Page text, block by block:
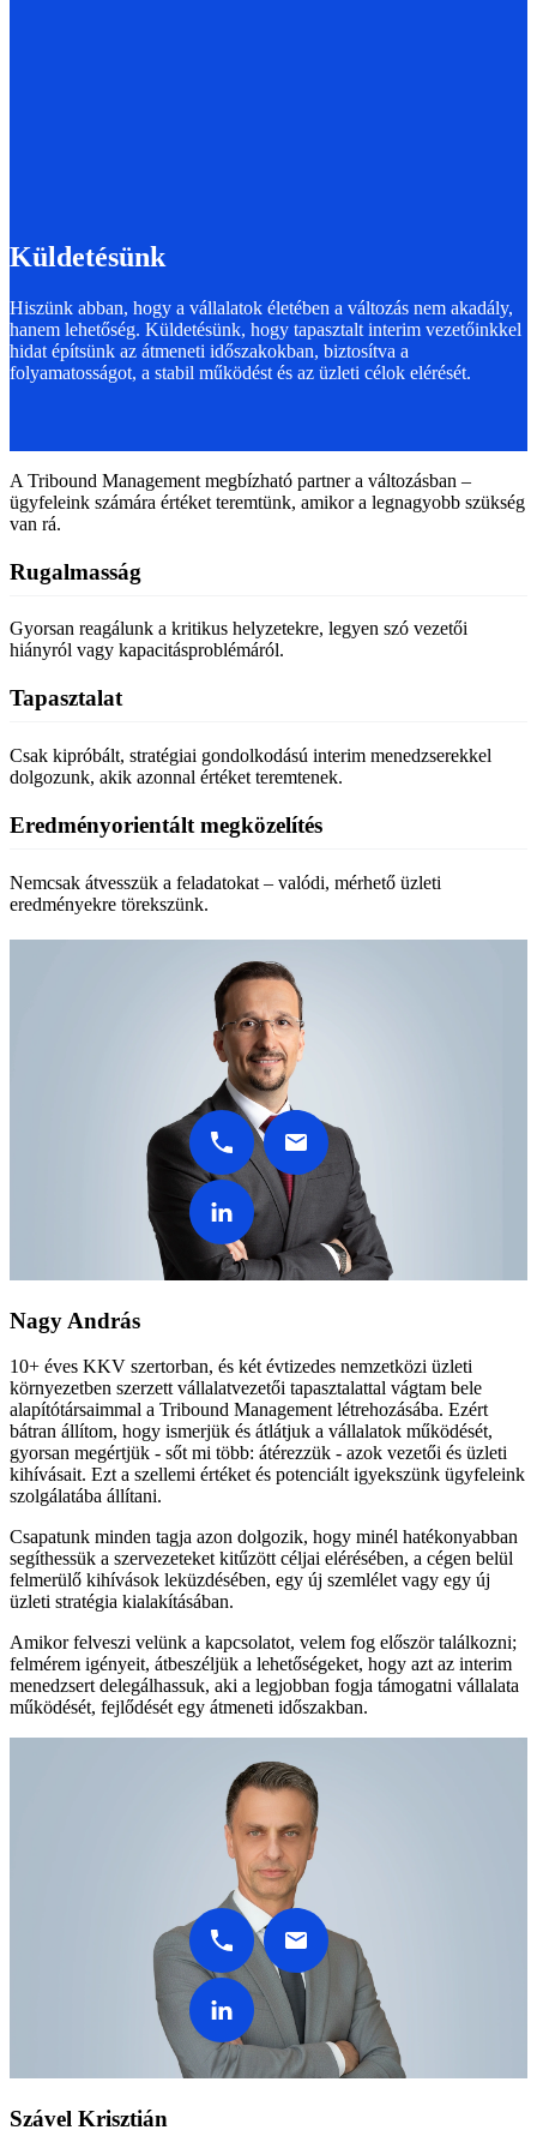
Küldetésünk
Hiszünk abban, hogy a vállalatok életében a változás nem akadály,
hanem lehetőség. Küldetésünk, hogy tapasztalt interim vezetőinkkel
hidat építsünk az átmeneti időszakokban, biztosítva a
folyamatosságot, a stabil működést és az üzleti célok elérését.
A Tribound Management megbízható partner a változásban –
ügyfeleink számára értéket teremtünk, amikor a legnagyobb szükség
van rá.
Rugalmasság
Gyorsan reagálunk a kritikus helyzetekre, legyen szó vezetői
hiányról vagy kapacitásproblémáról.
Tapasztalat
Csak kipróbált, stratégiai gondolkodású interim menedzserekkel
dolgozunk, akik azonnal értéket teremtenek.
Eredményorientált megközelítés
Nemcsak átvesszük a feladatokat – valódi, mérhető üzleti
eredményekre törekszünk.
Nagy András
10+ éves KKV szertorban, és két évtizedes nemzetközi üzleti
környezetben szerzett vállalatvezetői tapasztalattal vágtam bele
alapítótársaimmal a Tribound Management létrehozásába. Ezért
bátran állítom, hogy ismerjük és átlátjuk a vállalatok működését,
gyorsan megértjük - sőt mi több: átérezzük - azok vezetői és üzleti
kihívásait. Ezt a szellemi értéket és potenciált igyekszünk ügyfeleink
szolgálatába állítani.
Csapatunk minden tagja azon dolgozik, hogy minél hatékonyabban
segíthessük a szervezeteket kitűzött céljai elérésében, a cégen belül
felmerülő kihívások leküzdésében, egy új szemlélet vagy egy új
üzleti stratégia kialakításában.
Amikor felveszi velünk a kapcsolatot, velem fog először találkozni;
felmérem igényeit, átbeszéljük a lehetőségeket, hogy azt az interim
menedzsert delegálhassuk, aki a legjobban fogja támogatni vállalata
működését, fejlődését egy átmeneti időszakban.
Szável Krisztián